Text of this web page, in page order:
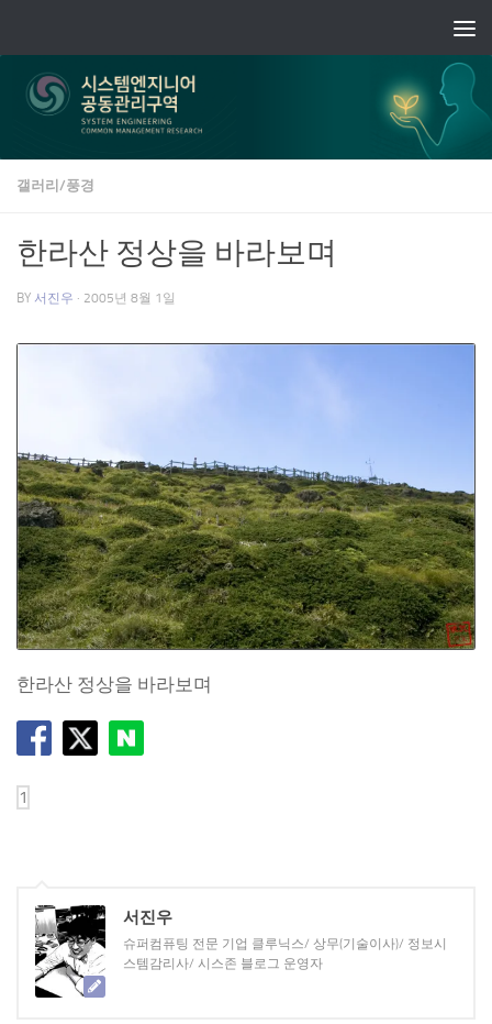
갤러리/풍경
한라산 정상을 바라보며
BY 서진우 · 2005년 8월 1일
한라산 정상을 바라보며
서진우
슈퍼컴퓨팅 전문 기업 클루닉스/ 상무(기술이사)/ 정보시
스템감리사/ 시스존 블로그 운영자